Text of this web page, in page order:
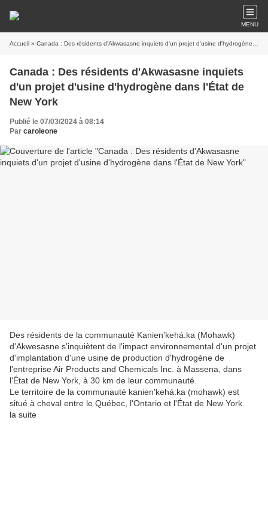
MENU
Accueil » Canada : Des résidents d'Akwasasne inquiets d'un projet d'usine d'hydrogène dans l'État de New York
Canada : Des résidents d'Akwasasne inquiets
d'un projet d'usine d'hydrogène dans l'État de
New York
Publié le 07/03/2024 à 08:14
Par caroleone
Des résidents de la communauté Kanien'kehá:ka (Mohawk)
d'Akwesasne s'inquiètent de l'impact environnemental d'un projet
d'implantation d'une usine de production d'hydrogène de
l'entreprise Air Products and Chemicals Inc. à Massena, dans
l'État de New York, à 30 km de leur communauté.
Le territoire de la communauté kanien'kehá:ka (mohawk) est
situé à cheval entre le Québec, l'Ontario et l'État de New York.
la suite